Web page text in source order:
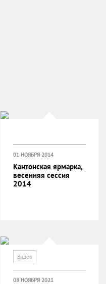
Видео
01 НОЯБРЯ 2014
Кантонская ярмарка,
весенняя сессия
2014
08 НОЯБРЯ 2021